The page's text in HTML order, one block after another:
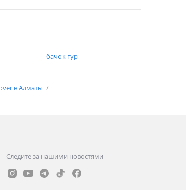
бачок гур
в Алматы
Следите за нашими новостями